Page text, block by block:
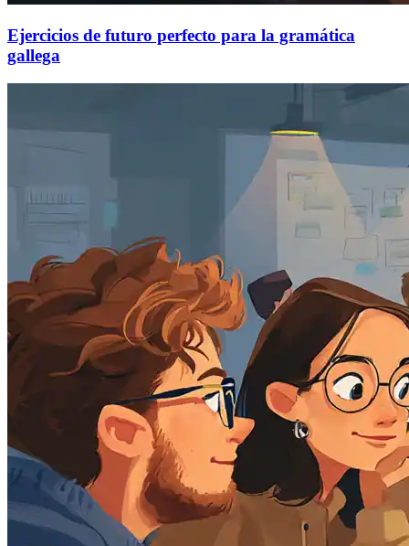
Ejercicios de futuro perfecto para la gramática
gallega